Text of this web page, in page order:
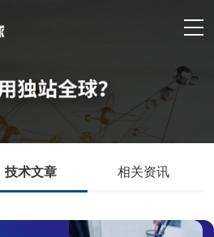
技术文章 相关资讯